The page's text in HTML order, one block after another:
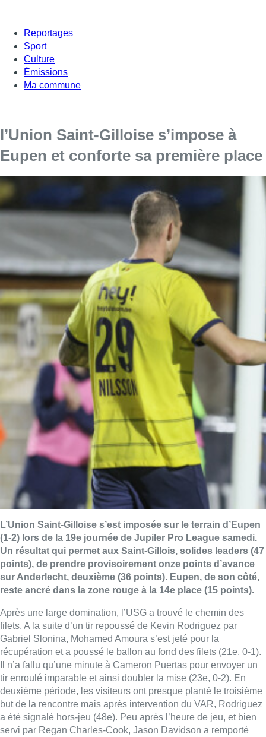
Reportages
Sport
Culture
Émissions
Ma commune
l’Union Saint-Gilloise s’impose à
Eupen et conforte sa première place
L’Union Saint-Gilloise s’est imposée sur le terrain d’Eupen
(1-2) lors de la 19e journée de Jupiler Pro League samedi.
Un résultat qui permet aux Saint-Gillois, solides leaders (47
points), de prendre provisoirement onze points d’avance
sur Anderlecht, deuxième (36 points). Eupen, de son côté,
reste ancré dans la zone rouge à la 14e place (15 points).
Après une large domination, l’USG a trouvé le chemin des
filets. A la suite d’un tir repoussé de Kevin Rodriguez par
Gabriel Slonina, Mohamed Amoura s’est jeté pour la
récupération et a poussé le ballon au fond des filets (21e, 0-1).
Il n’a fallu qu’une minute à Cameron Puertas pour envoyer un
tir enroulé imparable et ainsi doubler la mise (23e, 0-2). En
deuxième période, les visiteurs ont presque planté le troisième
but de la rencontre mais après intervention du VAR, Rodriguez
a été signalé hors-jeu (48e). Peu après l’heure de jeu, et bien
servi par Regan Charles-Cook, Jason Davidson a remporté